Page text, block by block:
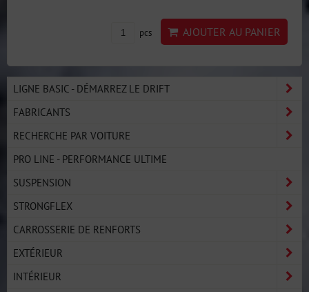
pcs AJOUTER AU PANIER
LIGNE BASIC - DÉMARREZ LE DRIFT
FABRICANTS
RECHERCHE PAR VOITURE
PRO LINE - PERFORMANCE ULTIME
SUSPENSION
STRONGFLEX
CARROSSERIE DE RENFORTS
EXTÉRIEUR
INTÉRIEUR